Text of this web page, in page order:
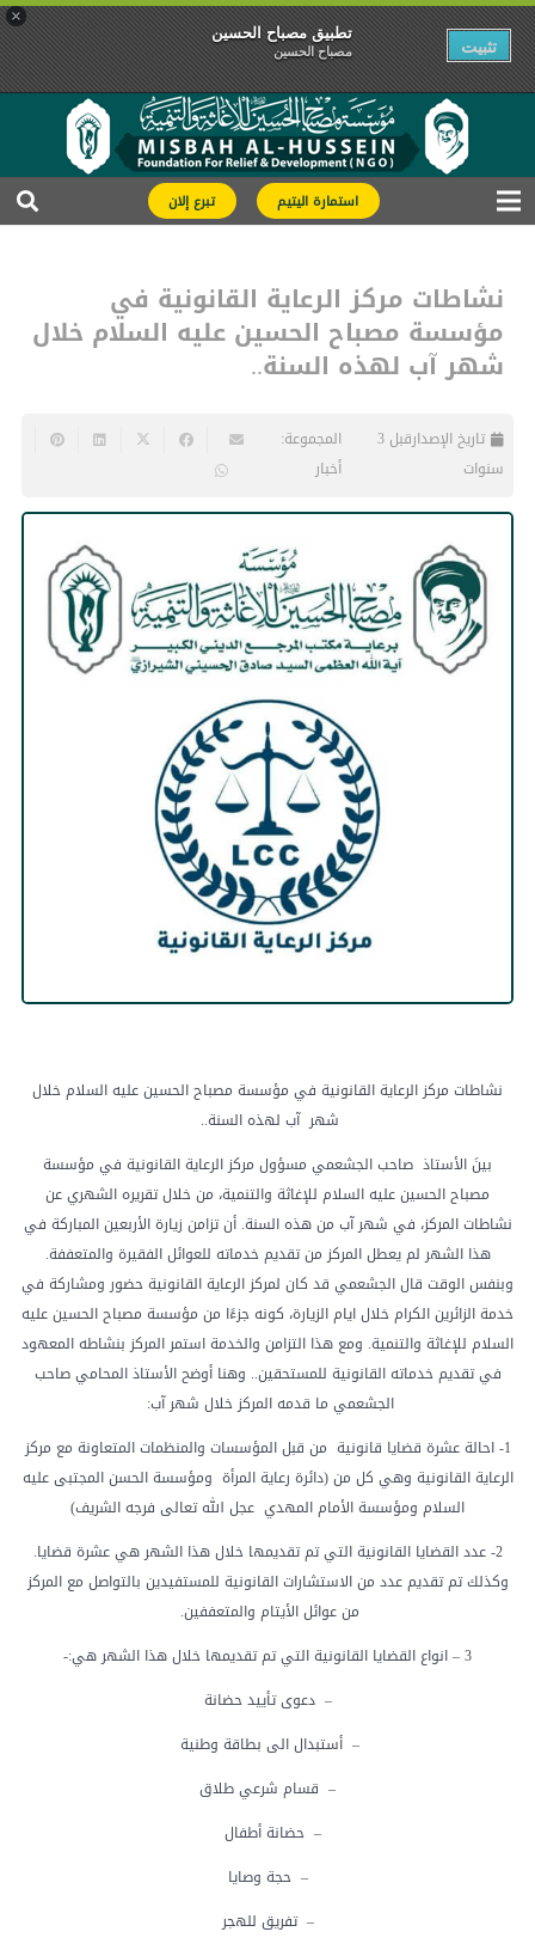
×
تطبیق مصباح الحسین
مصباح الحسین تثبیت
استمارة اليتيم تبرع إلان
نشاطات مركز الرعاية القانونية في
مؤسسة مصباح الحسين عليه السلام خلال
شهر آب لهذه السنة..
تاريخ الإصدار
قبل 3
سنوات
المجموعة:
أخبار
نشاطات مركز الرعاية القانونية في مؤسسة مصباح الحسين عليه السلام خلال
شهر آب لهذه السنة..
بينَ الأستاذ صاحب الجشعمي مسؤول مركز الرعاية القانونية في مؤسسة
مصباح الحسين عليه السلام للإغاثة والتنمية، من خلال تقريره الشهري عن
نشاطات المركز، في شهر آب من هذه السنة. أن تزامن زيارة الأربعين المباركة في
هذا الشهر لم يعطل المركز من تقديم خدماته للعوائل الفقيرة والمتعففة.
وبنفس الوقت قال الجشعمي قد كان لمركز الرعاية القانونية حضور ومشاركة في
خدمة الزائرين الكرام خلال ايام الزيارة، كونه جزءًا من مؤسسة مصباح الحسين عليه
السلام للإغاثة والتنمية. ومع هذا التزامن والخدمة استمر المركز بنشاطه المعهود
في تقديم خدماته القانونية للمستحقين.. وهنا أوضح الأستاذ المحامي صاحب
الجشعمي ما قدمه المركز خلال شهر آب:
1- احالة عشرة قضايا قانونية
من قبل المؤسسات والمنظمات المتعاونة مع مركز
الرعاية القانونية وهي كل من (دائرة رعاية المرأة ومؤسسة الحسن المجتبى عليه
السلام ومؤسسة الأمام المهدي عجل الله تعالى فرجه الشريف)
2- عدد القضايا القانونية التي تم تقديمها خلال هذا الشهر هي عشرة قضايا.
وكذلك تم تقديم عدد من الاستشارات القانونية للمستفيدين بالتواصل مع المركز
من عوائل الأيتام والمتعففين.
3 – انواع القضايا القانونية التي تم تقديمها خلال هذا الشهر هي:-
– دعوى تأييد حضانة
– أستبدال الى بطاقة وطنية
– قسام شرعي طلاق
– حضانة أطفال
– حجة وصايا
– تفريق للهجر